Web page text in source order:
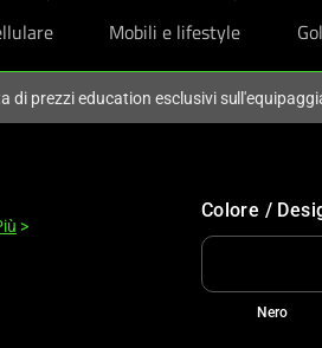
Mobili e lifestyle
di prezzi education esclusivi
>
Colore /
Nero